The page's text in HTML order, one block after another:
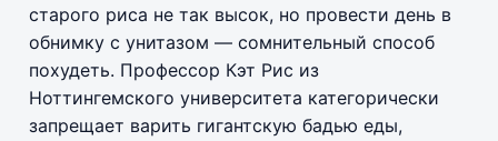
старого риса не так высок, но провести день в
обнимку с унитазом — сомнительный способ
похудеть. Профессор Кэт Рис из
Ноттингемского университета категорически
запрещает варить гигантскую бадью еды,